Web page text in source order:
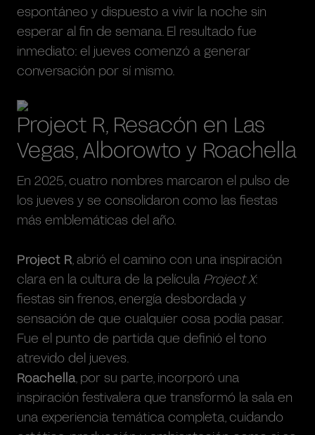
espontáneo y dispuesto a vivir la noche sin
esperar al fin de semana. El resultado fue
inmediato: el jueves comenzó a generar
conversación por sí mismo.
Project R, Resacón en Las
Vegas, Alborowto y Roachella
En 2025, cuatro nombres marcaron el pulso de
los jueves y se consolidaron como las fiestas
más emblemáticas del año.
Project R , abrió el camino con una inspiración
clara en la cultura de la película Project X:
fiestas sin frenos, energía desbordada y
sensación de que cualquier cosa podía pasar.
Fue el punto de partida que definió el tono
atrevido del jueves.
Roachella , por su parte, incorporó una
inspiración festivalera que transformó la sala en
una experiencia temática completa, cuidando